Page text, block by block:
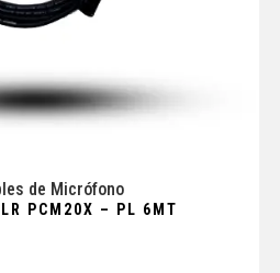
de Micrófono
PCM20X – PL 6MT